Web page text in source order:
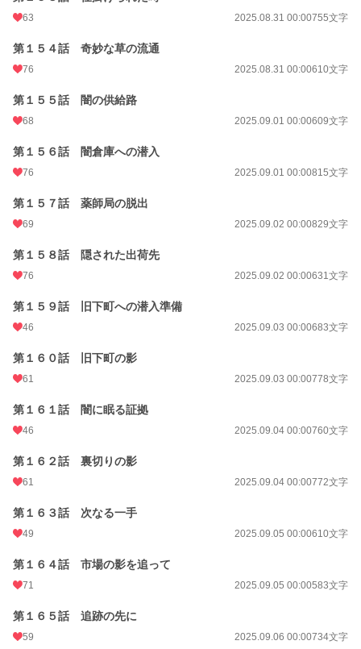
63 2025.08.31 00:00755文字
第１５４話 奇妙な草の流通
76 2025.08.31 00:00610文字
第１５５話 闇の供給路
68 2025.09.01 00:00609文字
第１５６話 闇倉庫への潜入
76 2025.09.01 00:00815文字
第１５７話 薬師局の脱出
69 2025.09.02 00:00829文字
第１５８話 隠された出荷先
76 2025.09.02 00:00631文字
第１５９話 旧下町への潜入準備
46 2025.09.03 00:00683文字
第１６０話 旧下町の影
61 2025.09.03 00:00778文字
第１６１話 闇に眠る証拠
46 2025.09.04 00:00760文字
第１６２話 裏切りの影
61 2025.09.04 00:00772文字
第１６３話 次なる一手
49 2025.09.05 00:00610文字
第１６４話 市場の影を追って
71 2025.09.05 00:00583文字
第１６５話 追跡の先に
59 2025.09.06 00:00734文字